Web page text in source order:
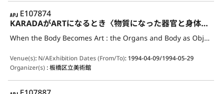
APJ
E107874
KARADAがARTになるとき〈物質になった器官と身体〉展
When the Body Becomes Art : the Organs and Body as Object
Venue(s): N/AExhibition Dates (From/To): 1994-04-09/1994-05-29
Organizer(s):板橋区立美術館